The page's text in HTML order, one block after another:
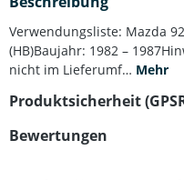
Verwendungsliste: Mazda
(HB)Baujahr: 1982 –
nicht im Lieferumf… Mehr
Produktsicherheit
Bewertungen